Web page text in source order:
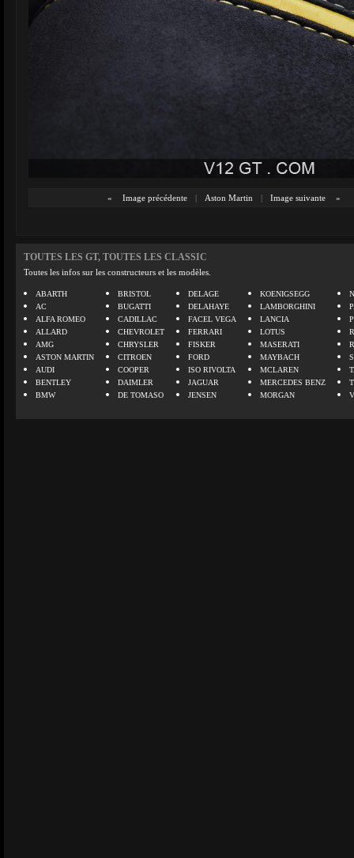
« Image précédente | Aston Martin | Image suivante »
TOUTES LES GT, TOUTES LES CLASSIC
Toutes les infos sur les constructeurs et les modèles.
ABARTH
AC
ALFA ROMEO
ALLARD
AMG
ASTON MARTIN
AUDI
BENTLEY
BMW
BRISTOL
BUGATTI
CADILLAC
CHEVROLET
CHRYSLER
CITROEN
COOPER
DAIMLER
DE TOMASO
DELAGE
DELAHAYE
FACEL VEGA
FERRARI
FISKER
FORD
ISO RIVOLTA
JAGUAR
JENSEN
KOENIGSEGG
LAMBORGHINI
LANCIA
LOTUS
MASERATI
MAYBACH
MCLAREN
MERCEDES BENZ
MORGAN